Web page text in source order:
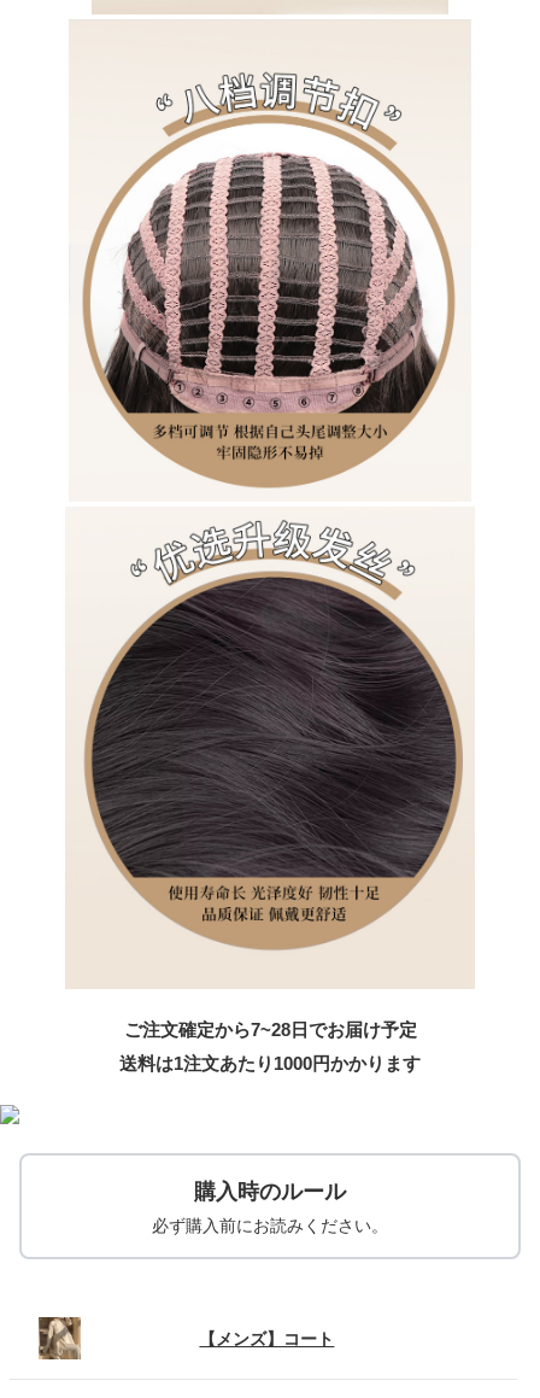
ご注文確定から7~28日でお届け予定
送料は1注文あたり 1000円かかります
購入時のルール
必ず購入前にお読みください。
【メンズ】コート